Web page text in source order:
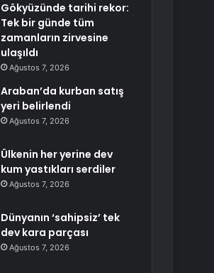
Gökyüzünde tarihi rekor:
Tek bir günde tüm
zamanların zirvesine
ulaşıldı
Ağustos 7, 2026
Araban’da kurban satış
yeri belirlendi
Ağustos 7, 2026
Ülkenin her yerine dev
kum yastıkları serdiler
Ağustos 7, 2026
Dünyanın ‘sahipsiz’ tek
dev kara parçası
Ağustos 7, 2026